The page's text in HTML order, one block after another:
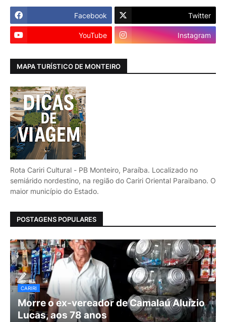
Facebook Twitter
YouTube Instagram
MAPA TURÍSTICO DE MONTEIRO
Rota Cariri Cultural - PB Monteiro, Paraíba. Localizado no
semiárido nordestino, na região do Cariri Oriental Paraibano. O
maior município do Estado.
POSTAGENS POPULARES
CARIRI
Morre o ex-vereador de Camalaú Aluízio
Lucas, aos 78 anos